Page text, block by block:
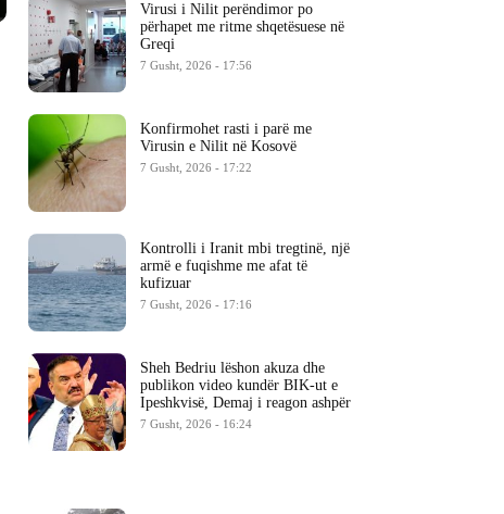
Virusi i Nilit perëndimor po
përhapet me ritme shqetësuese në
Greqi
7 Gusht, 2026 - 17:56
Konfirmohet rasti i parë me
Virusin e Nilit në Kosovë
7 Gusht, 2026 - 17:22
Kontrolli i Iranit mbi tregtinë, një
armë e fuqishme me afat të
kufizuar
7 Gusht, 2026 - 17:16
Sheh Bedriu lëshon akuza dhe
publikon video kundër BIK-ut e
Ipeshkvisë, Demaj i reagon ashpër
7 Gusht, 2026 - 16:24